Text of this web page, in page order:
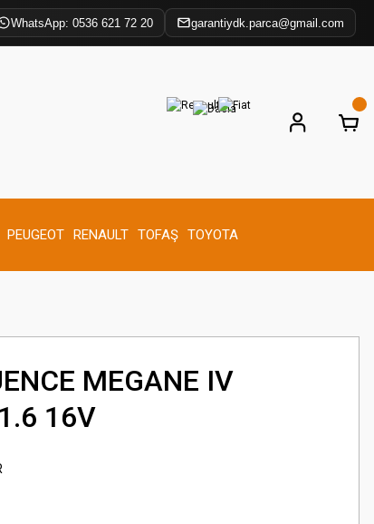
WhatsApp: 0536 621 72 20 garantiydk.parca@gmail.com
PEUGEOT RENAULT TOFAŞ TOYOTA
MEGANE IV
16V